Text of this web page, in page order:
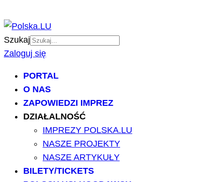
Szukaj
Zaloguj się
PORTAL
O NAS
ZAPOWIEDZI IMPREZ
DZIAŁALNOŚĆ
IMPREZY POLSKA.LU
NASZE PROJEKTY
NASZE ARTYKUŁY
BILETY/TICKETS